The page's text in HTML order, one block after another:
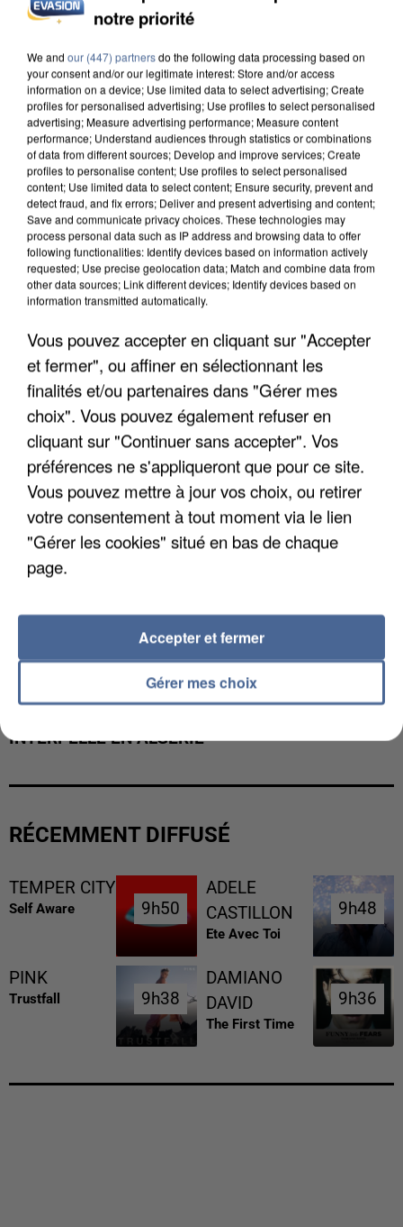
APRÈS TOUTES CES CANICULES, LES REFUGES
L’UN DES FONDATEURS SUPPOSÉS DE LA DZ
MAFIA INTERPELLÉ EN ALGÉRIE
INTERPELLÉ EN ALGÉRIE
RÉCEMMENT DIFFUSÉ
TEMPER CITY
Self Aware 9h50
9h50
ADELE
CASTILLON
Ete Avec Toi
9h48
9h48
PINK
Trustfall 9h38
9h38
DAMIANO
DAVID
The First Time
9h36
9h36
notre priorité
We and our (447) partnersdo the following data processing based on
your consent and/or our legitimate interest: Store and/or access
information on a device; Use limited data to select advertising; Create
profiles for personalised advertising; Use profiles to select personalised
advertising; Measure advertising performance; Measure content
performance; Understand audiences through statistics or combinations
of data from different sources; Develop and improve services; Create
profiles to personalise content; Use profiles to select personalised
content; Use limited data to select content; Ensure security, prevent and
detect fraud, and fix errors; Deliver and present advertising and content;
Save and communicate privacy choices. These technologies may
process personal data such as IP address and browsing data to offer
following functionalities: Identify devices based on information actively
requested; Use precise geolocation data; Match and combine data from
other data sources; Link different devices; Identify devices based on
information transmitted automatically.
Vous pouvez accepter en cliquant sur "Accepter
et fermer", ou affiner en sélectionnant les
finalités et/ou partenaires dans "Gérer mes
choix". Vous pouvez également refuser en
cliquant sur "Continuer sans accepter". Vos
préférences ne s'appliqueront que pour ce site.
Vous pouvez mettre à jour vos choix, ou retirer
votre consentement à tout moment via le lien
"Gérer les cookies" situé en bas de chaque
page.
Gérer mes choix
Accepter et fermer